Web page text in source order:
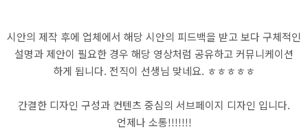
시안의 제작 후에 업체에서 해당 시안의 피드백을 받고 보다 구체적인
설명과 제안이 필요한 경우 해당 영상처럼 공유하고 커뮤니케이션
하게 됩니다. 전직이 선생님 맞네요. ㅎㅎㅎㅎㅎ
간결한 디자인 구성과 컨텐츠 중심의 서브페이지 디자인 입니다.
언제나 소통!!!!!!!